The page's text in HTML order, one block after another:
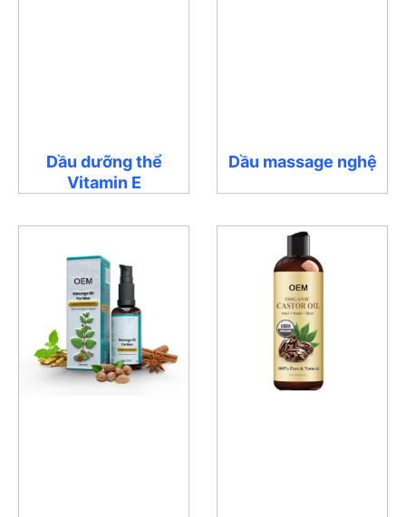
Dầu dưỡng thể
Vitamin E
Dầu massage nghệ